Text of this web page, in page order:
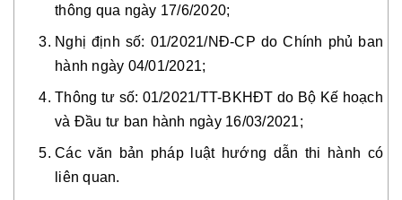
thông qua ngày 17/6/2020;
Nghị định số: 01/2021/NĐ-CP do Chính phủ ban
hành ngày 04/01/2021;
Thông tư số: 01/2021/TT-BKHĐT do Bộ Kế hoạch
và Đầu tư ban hành ngày 16/03/2021;
Các văn bản pháp luật hướng dẫn thi hành có
liên quan.